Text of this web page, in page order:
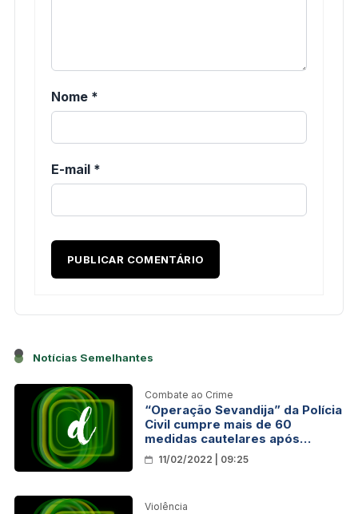
Nome *
E-mail *
Notícias Semelhantes
Combate ao Crime
“Operação Sevandija” da Polícia
Civil cumpre mais de 60
medidas cautelares após
investigações em Porto Velho
11/02/2022 | 09:25
Violência